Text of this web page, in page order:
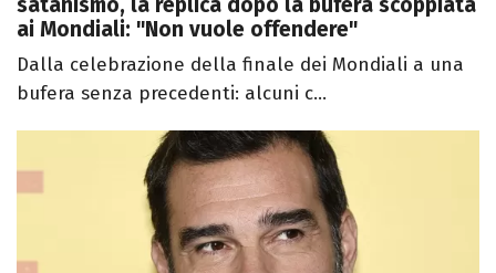
ai Mondiali: "Non vuole offendere"
Dalla celebrazione della finale dei Mondiali a una
bufera senza precedenti: alcuni c...